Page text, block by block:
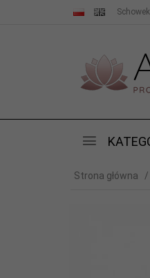
Schowek
Strona główna